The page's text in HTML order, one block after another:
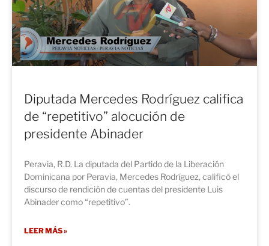
Diputada Mercedes Rodríguez califica
de “repetitivo” alocución de
presidente Abinader
Peravia, R.D. La diputada del Partido de la Liberación
Dominicana por Peravia, Mercedes Rodríguez, calificó el
discurso de rendición de cuentas del presidente Luis
Abinader como “repetitivo”.
LEER MÁS »